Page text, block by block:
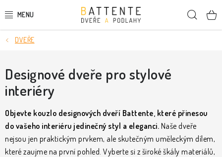
na
DVEŘE
SMRKOVÉ DVEŘE
PODLAHY
LIŠTY A DEKORAČNÍ PRVKY
NÁSTĚNNÉ PANELY
DVEŘE
Designové dveře pro stylové
interiéry
Objevte kouzlo designových dveří Battente, které přinesou
do vašeho interiéru jedinečný styl a eleganci. Naše dveře
nejsou jen praktickým prvkem, ale skutečným uměleckým dílem,
které zaujme na první pohled. Vyberte si z široké škály materiálů,